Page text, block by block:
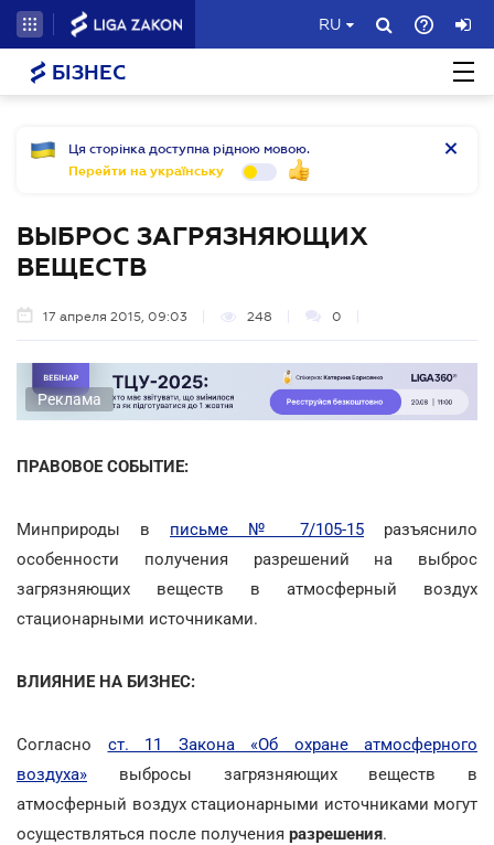
RU
БІЗНЕС
Ця сторінка доступна рідною мовою.
Перейти на українську
ВЫБРОС ЗАГРЯЗНЯЮЩИХ
ВЕЩЕСТВ
17 апреля 2015, 09:03 248 0
Реклама
ПРАВОВОЕ СОБЫТИЕ:
Минприроды в письме № 7/105-15 разъяснило
особенности получения разрешений на выброс
загрязняющих веществ в атмосферный воздух
стационарными источниками.
ВЛИЯНИЕ НА БИЗНЕС:
Согласно ст. 11 Закона «Об охране атмосферного
воздуха» выбросы загрязняющих веществ в
атмосферный воздух стационарными источниками могут
осуществляться после получения разрешения.